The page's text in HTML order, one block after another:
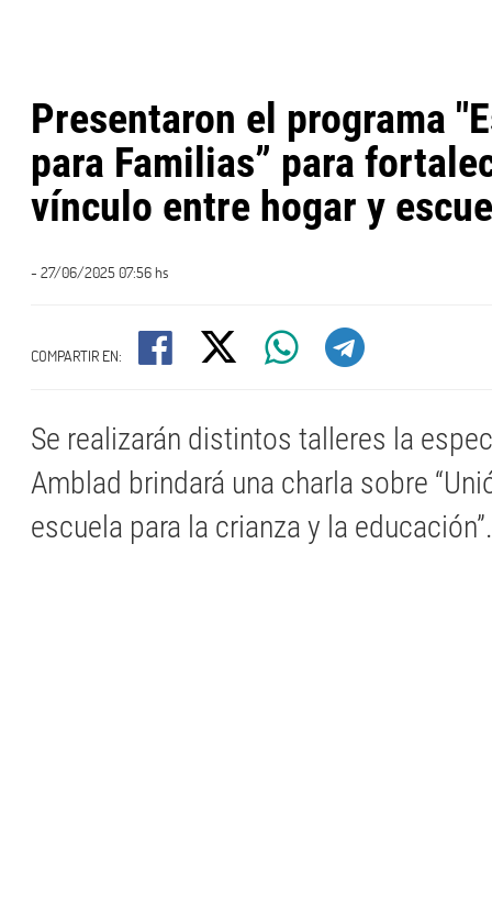
Presentaron el programa
para Familias” para
vínculo entre hogar y
- 27/06/2025 07:56 hs
COMPARTIR EN:
Se realizarán distintos talleres la
Amblad brindará una charla sobre
escuela para la crianza y la